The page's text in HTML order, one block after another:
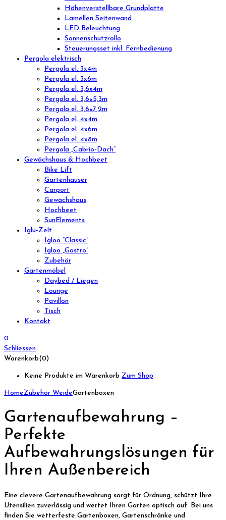
Höhenverstellbare Grundplatte
Lamellen Seitenwand
LED Beleuchtung
Sonnenschutzrollo
Steuerungsset inkl. Fernbedienung
Pergola elektrisch
Pergola el. 3x4m
Pergola el. 3x6m
Pergola el. 3,6x4m
Pergola el. 3,6×5,3m
Pergola el. 3,6×7,2m
Pergola el. 4x4m
Pergola el. 4x6m
Pergola el. 4x8m
Pergola „Cabrio-Dach“
Gewächshaus & Hochbeet
Bike Lift
Gartenhäuser
Carport
Gewächshaus
Hochbeet
SunElements
Iglu-Zelt
Igloo “Classic”
Igloo „Gastro”
Zubehör
Gartenmöbel
Daybed / Liegen
Lounge
Pavillon
Tisch
Kontakt
0
Schliessen
Warenkorb(0)
Keine Produkte im Warenkorb Zum Shop
HomeZubehör WeideGartenboxen
Gartenaufbewahrung –
Perfekte
Aufbewahrungslösungen für
Ihren Außenbereich
Eine clevere Gartenaufbewahrung sorgt für Ordnung, schützt Ihre
Utensilien zuverlässig und wertet Ihren Garten optisch auf. Bei uns
finden Sie wetterfeste Gartenboxen, Gartenschränke und